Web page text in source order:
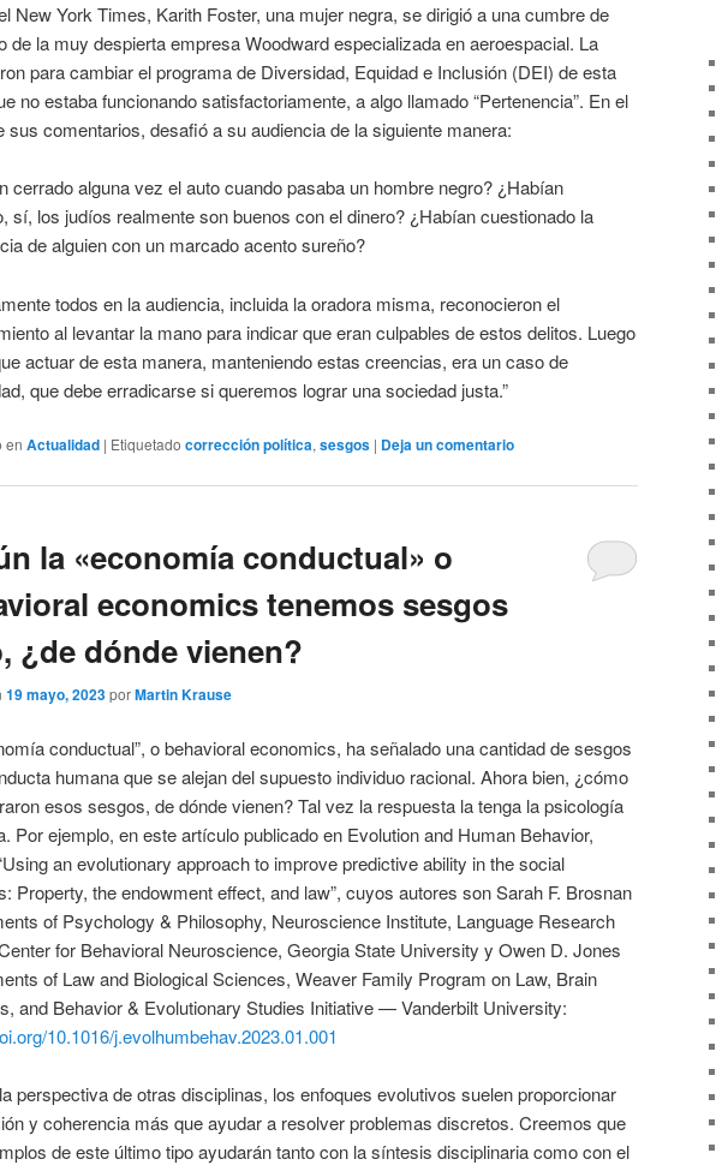
New York Times, Karith Foster, una mujer negra, se dirigió a una cumbre de
de la muy despierta empresa Woodward especializada en aeroespacial. La
para cambiar el programa de Diversidad, Equidad e Inclusión (DEI) de esta
no estaba funcionando satisfactoriamente, a algo llamado “Pertenencia”. En el
sus comentarios, desafió a su audiencia de la siguiente manera:
cerrado alguna vez el auto cuando pasaba un hombre negro? ¿Habían
sí, los judíos realmente son buenos con el dinero? ¿Habían cuestionado la
de alguien con un marcado acento sureño?
todos en la audiencia, incluida la oradora misma, reconocieron el
al levantar la mano para indicar que eran culpables de estos delitos. Luego
actuar de esta manera, manteniendo estas creencias, era un caso de
que debe erradicarse si queremos lograr una sociedad justa.”
en Actualidad | Etiquetado corrección política, sesgos | Deja un comentario
la «economía conductual» o
economics tenemos sesgos
¿de dónde vienen?
19 mayo, 2023porMartin Krause
conductual”, o behavioral economics, ha señalado una cantidad de sesgos
humana que se alejan del supuesto individuo racional. Ahora bien, ¿cómo
esos sesgos, de dónde vienen? Tal vez la respuesta la tenga la psicología
Por ejemplo, en este artículo publicado en Evolution and Human Behavior,
an evolutionary approach to improve predictive ability in the social
Property, the endowment effect, and law”, cuyos autores son Sarah F. Brosnan
of Psychology & Philosophy, Neuroscience Institute, Language Research
for Behavioral Neuroscience, Georgia State University y Owen D. Jones
of Law and Biological Sciences, Weaver Family Program on Law, Brain
and Behavior & Evolutionary Studies Initiative — Vanderbilt University:
10.1016/j.evolhumbehav.2023.01.001
perspectiva de otras disciplinas, los enfoques evolutivos suelen proporcionar
y coherencia más que ayudar a resolver problemas discretos. Creemos que
de este último tipo ayudarán tanto con la síntesis disciplinaria como con el